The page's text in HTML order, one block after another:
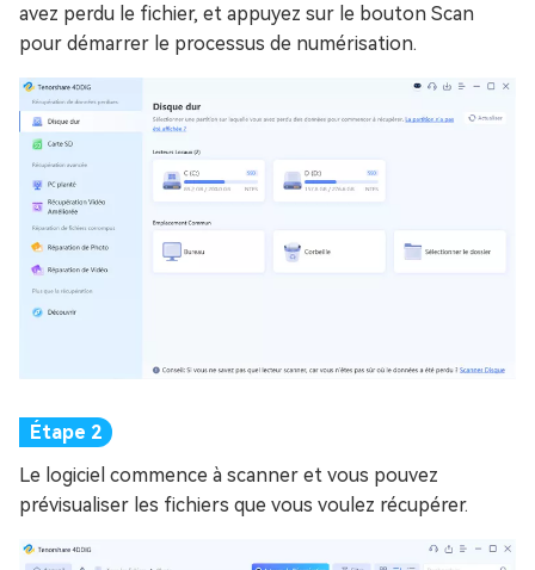
avez perdu le fichier, et appuyez sur le bouton Scan
pour démarrer le processus de numérisation.
Le logiciel commence à scanner et vous pouvez
prévisualiser les fichiers que vous voulez récupérer.